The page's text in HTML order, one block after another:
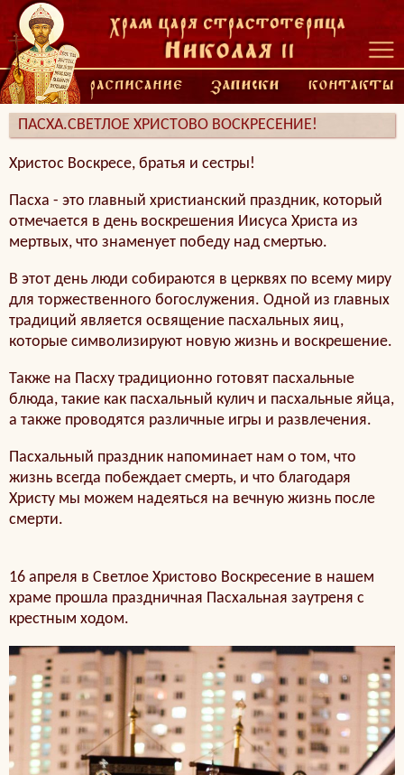
ПАСХА.СВЕТЛОЕ ХРИСТОВО ВОСКРЕСЕНИЕ!
Христос Воскресе, братья и сестры!
Пасха - это главный христианский праздник, который
отмечается в день воскрешения Иисуса Христа из
мертвых, что знаменует победу над смертью.
В этот день люди собираются в церквях по всему миру
для торжественного богослужения. Одной из главных
традиций является освящение пасхальных яиц,
которые символизируют новую жизнь и воскрешение.
Также на Пасху традиционно готовят пасхальные
блюда, такие как пасхальный кулич и пасхальные яйца,
а также проводятся различные игры и развлечения.
Пасхальный праздник напоминает нам о том, что
жизнь всегда побеждает смерть, и что благодаря
Христу мы можем надеяться на вечную жизнь после
смерти.
16 апреля в Светлое Христово Воскресение в нашем
храме прошла праздничная Пасхальная заутреня с
крестным ходом.